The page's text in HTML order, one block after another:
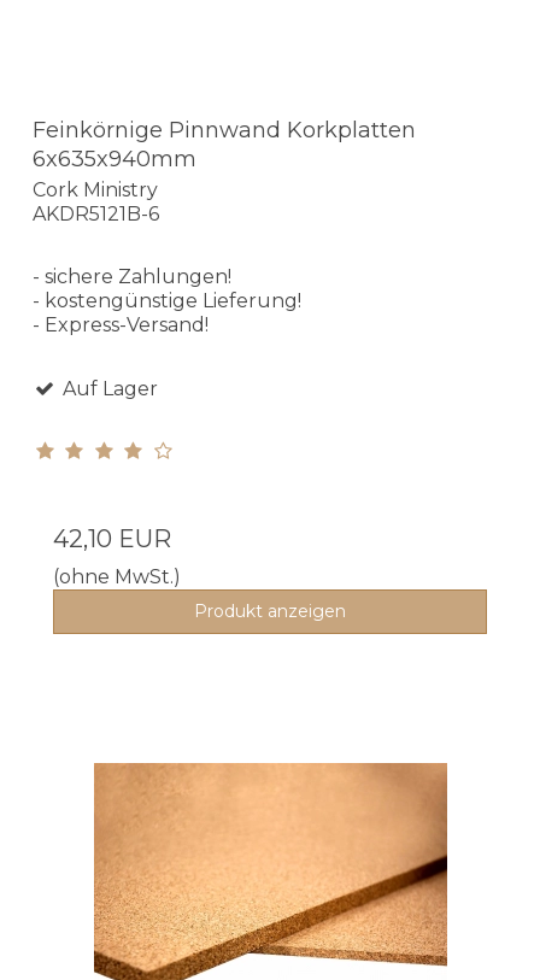
Feinkörnige Pinnwand Korkplatten
6x635x940mm
Cork Ministry
AKDR5121B-6
- sichere Zahlungen!
- kostengünstige Lieferung!
- Express-Versand!
Auf Lager
42,10 EUR
(ohne MwSt.)
Produkt anzeigen